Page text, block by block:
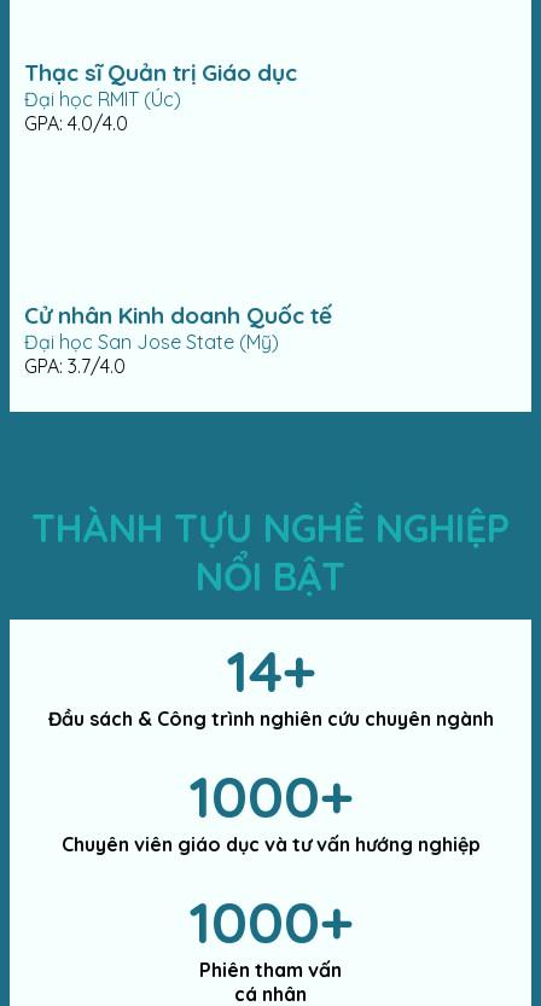
Thạc sĩ Quản trị Giáo dục
Đại học RMIT (Úc)
GPA: 4.0/4.0
Cử nhân Kinh doanh Quốc tế
Đại học San Jose State (Mỹ)
GPA: 3.7/4.0
THÀNH TỰU NGHỀ NGHIỆP
NỔI BẬT
14+
Đầu sách & Công trình nghiên cứu chuyên ngành
1000+
Chuyên viên giáo dục và tư vấn hướng nghiệp
1000+
Phiên tham vấn
cá nhân